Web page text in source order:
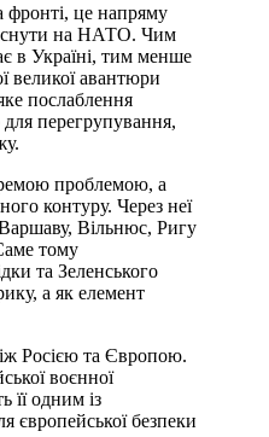
фронті, це напряму
на НАТО. Чим
в Україні, тим менше
великої авантюри
послаблення
для перегрупування,
проблемою, а
контуру. Через неї
Вільнюс, Ригу
тому
та Зеленського
а як елемент
Росією та Європою.
воєнної
її одним із
європейської безпеки